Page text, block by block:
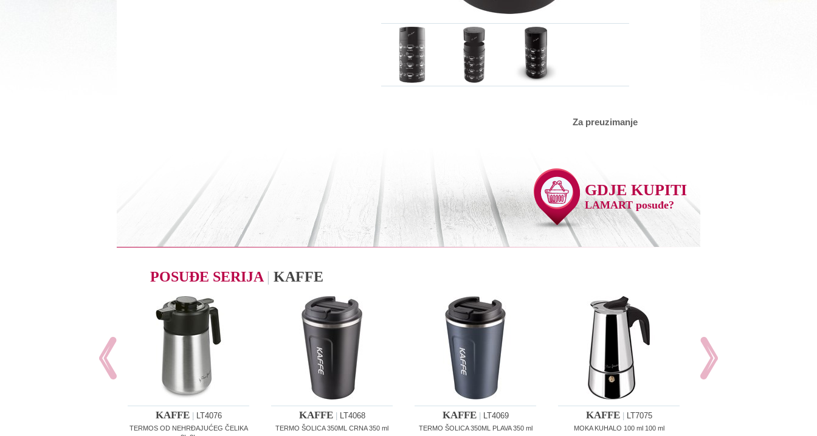
Za preuzimanje
GDJE KUPITI
LAMART posuđe?
POSUĐE SERIJA | KAFFE
KAFFE| LT4076
TERMOS OD NEHRĐAJUĆEG ČELIKA
KAFFE| LT4068
TERMO ŠOLICA 350ML CRNA 350 ml
KAFFE| LT4069
TERMO ŠOLICA 350ML PLAVA 350 ml
KAFFE| LT7075
MOKA KUHALO 100 ml 100 ml